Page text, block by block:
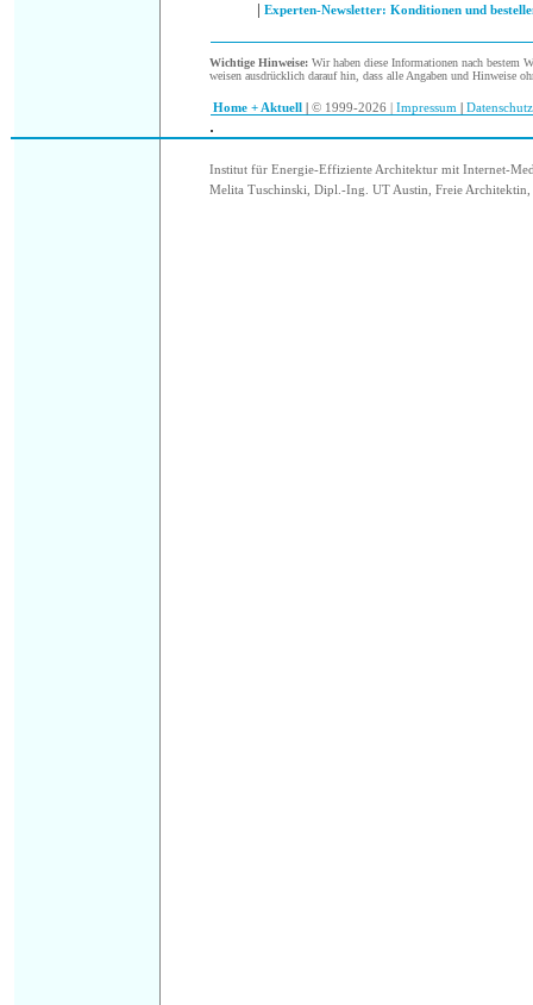
| Experten-Newsletter: Konditionen und
Wichtige Hinweise: Wir haben diese Informationen nach bestem
weisen ausdrücklich darauf hin, dass alle Angaben und Hinweise
Home + Aktuell © 1999-2026 | Impressum Datenschutz
.
Institut für Energie-Effiziente Architektur mit Internet-
Melita Tuschinski, Dipl.-Ing. UT Austin, Freie Architektin,